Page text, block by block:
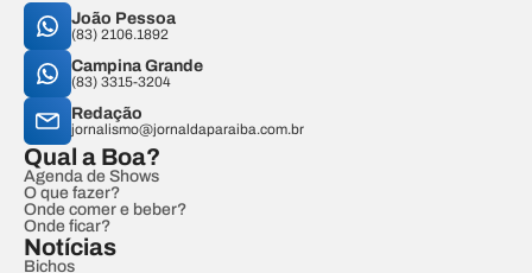
João Pessoa
(83) 2106.1892
Campina Grande
(83) 3315-3204
Redação
jornalismo@jornaldaparaiba.com.br
Qual a Boa?
Agenda de Shows
O que fazer?
Onde comer e beber?
Onde ficar?
Notícias
Bichos